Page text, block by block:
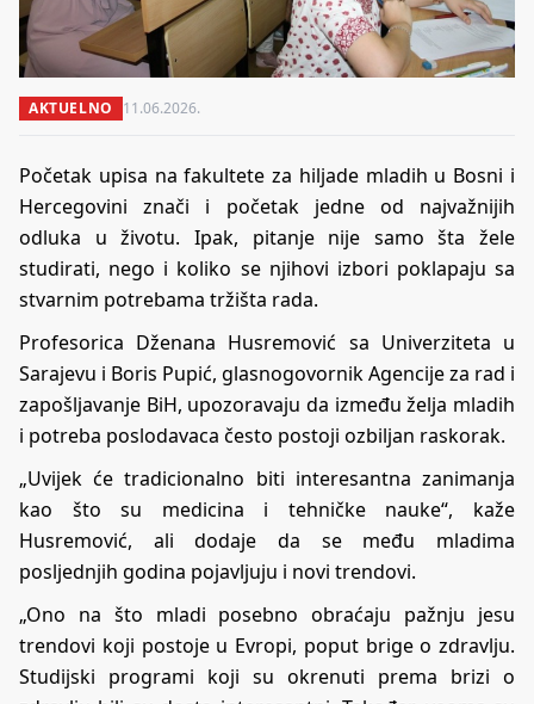
AKTUELNO 11.06.2026.
Početak upisa na fakultete za hiljade mladih u Bosni i
Hercegovini znači i početak jedne od najvažnijih
odluka u životu. Ipak, pitanje nije samo šta žele
studirati, nego i koliko se njihovi izbori poklapaju sa
stvarnim potrebama tržišta rada.
Profesorica Dženana Husremović sa Univerziteta u
Sarajevu i Boris Pupić, glasnogovornik Agencije za rad i
zapošljavanje BiH, upozoravaju da između želja mladih
i potreba poslodavaca često postoji ozbiljan raskorak.
„Uvijek će tradicionalno biti interesantna zanimanja
kao što su medicina i tehničke nauke“, kaže
Husremović, ali dodaje da se među mladima
posljednjih godina pojavljuju i novi trendovi.
„Ono na što mladi posebno obraćaju pažnju jesu
trendovi koji postoje u Evropi, poput brige o zdravlju.
Studijski programi koji su okrenuti prema brizi o